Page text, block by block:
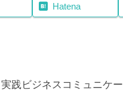
Hatena
実践ビジネスコミュニケ